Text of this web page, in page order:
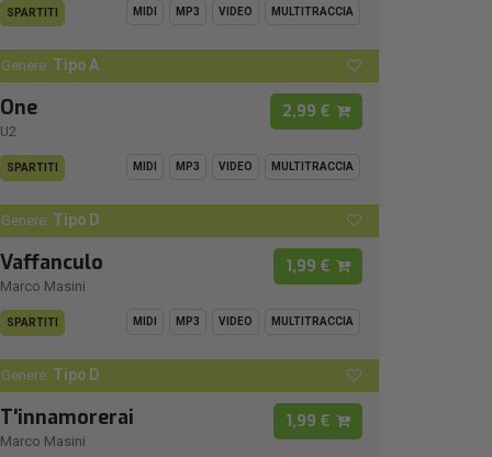
SPARTITI MIDI MP3 VIDEO MULTITRACCIA
Genere: Tipo A
One
U2
2,99 €
SPARTITI MIDI MP3 VIDEO MULTITRACCIA
Genere: Tipo D
Vaffanculo
Marco Masini
1,99 €
SPARTITI MIDI MP3 VIDEO MULTITRACCIA
Genere: Tipo D
T'innamorerai
Marco Masini
1,99 €